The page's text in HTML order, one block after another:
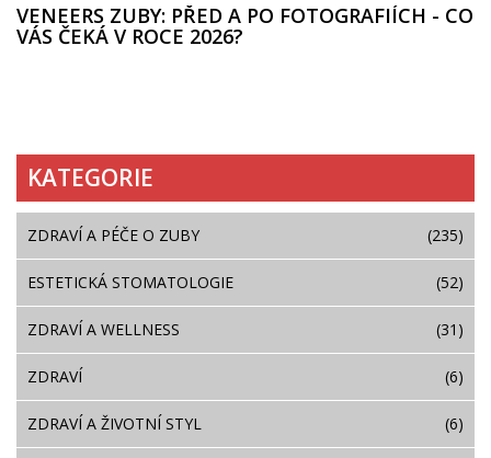
VENEERS ZUBY: PŘED A PO FOTOGRAFIÍCH - CO
VÁS ČEKÁ V ROCE 2026?
KATEGORIE
ZDRAVÍ A PÉČE O ZUBY (235)
ESTETICKÁ STOMATOLOGIE (52)
ZDRAVÍ A WELLNESS (31)
ZDRAVÍ (6)
ZDRAVÍ A ŽIVOTNÍ STYL (6)